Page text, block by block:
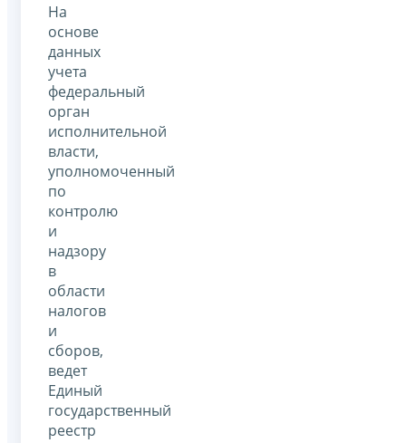
На
основе
данных
учета
федеральный
орган
исполнительной
власти,
уполномоченный
по
контролю
и
надзору
в
области
налогов
и
сборов,
ведет
Единый
государственный
реестр